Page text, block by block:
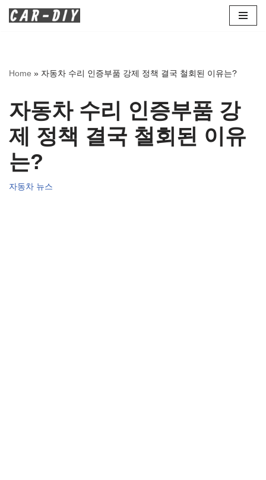
로
너
뛰
기
Home » 자동차 수리 인증부품 강제 정책 결국 철회된 이유는?
자동차 수리 인증부품 강
제 정책 결국 철회된 이유
는?
자동차 뉴스